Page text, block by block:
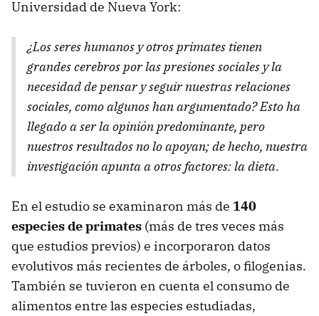
Universidad de Nueva York:
¿Los seres humanos y otros primates tienen
grandes cerebros por las presiones sociales y la
necesidad de pensar y seguir nuestras relaciones
sociales, como algunos han argumentado? Esto ha
llegado a ser la opinión predominante, pero
nuestros resultados no lo apoyan; de hecho, nuestra
investigación apunta a otros factores: la dieta.
En el estudio se examinaron más de 140
especies de primates (más de tres veces más
que estudios previos) e incorporaron datos
evolutivos más recientes de árboles, o filogenias.
También se tuvieron en cuenta el consumo de
alimentos entre las especies estudiadas,